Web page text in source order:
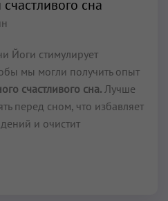
сна
Йоги стимулирует
мы могли получить опыт
счастливого сна. Лучше
перед сном, что избавляет
и очистит